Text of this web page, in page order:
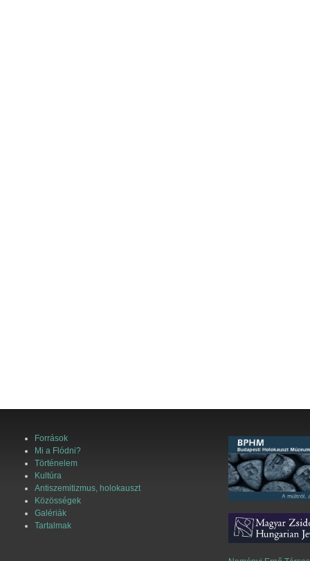
Források
Mi a Flódni?
Történelem
Kultúra
Antiszemitizmus, holokauszt
Közösségek
Galériák
Tartalmak